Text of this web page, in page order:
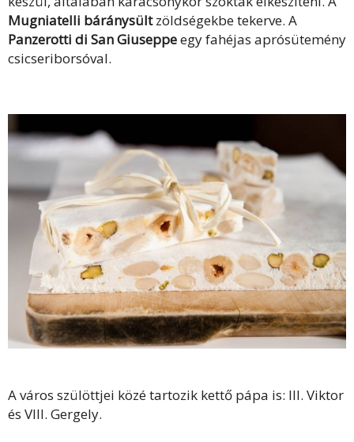
Mugniatelli báránysültzöldségekbe tekerve. A
Panzerotti di San Giuseppeegy fahéjas aprósütemény
csicseriborsóval.
A város szülöttjei közé tartozik kettő pápa is: III. Viktor
és VIII. Gergely.